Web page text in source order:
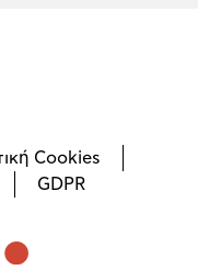
Cookies
GDPR